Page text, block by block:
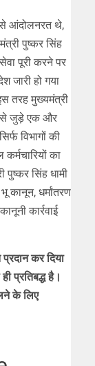
से आंदोलनरत थे,
पुष्कर सिंह
पूरी करने पर
जारी हो गया
तरह मुख्यमंत्री
से जुड़े एक और
विभागों की
का
पुष्कर सिंह धामी
कानून, धर्मांतरण
कार्रवाई
कर दिया
प्रतिबद्ध है।
के लिए